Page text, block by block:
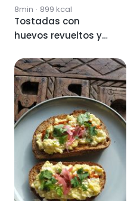
8min · 899 kcal
Tostadas con
huevos revueltos y